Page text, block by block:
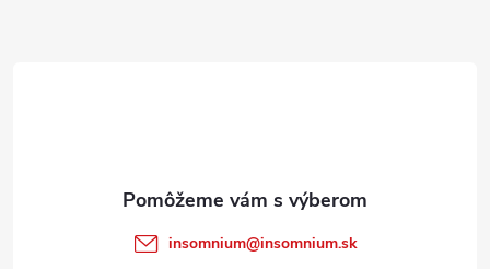
insomnium@insomnium.sk